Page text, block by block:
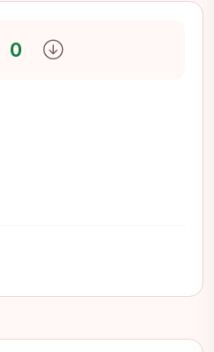
oy ver
0 Olumsuz oy ver